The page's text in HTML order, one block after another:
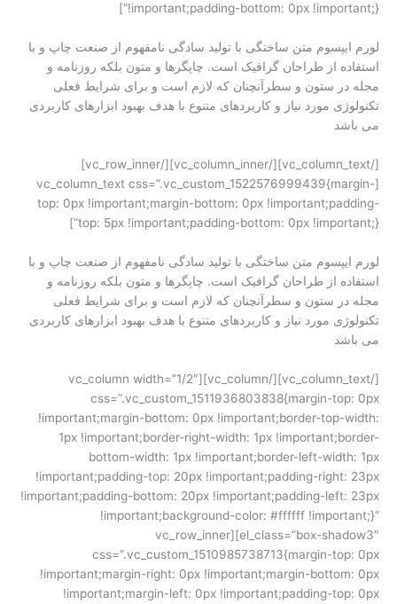
!important;padding-bottom: 0px !important;}”]
لورم ایپسوم متن ساختگی با تولید سادگی نامفهوم از صنعت چاپ و با
استفاده از طراحان گرافیک است. چاپگرها و متون بلکه روزنامه و
مجله در ستون و سطرآنچنان که لازم است و برای شرایط فعلی
تکنولوژی مورد نیاز و کاربردهای متنوع با هدف بهبود ابزارهای کاربردی
می باشد
[/vc_column_text][/vc_column_inner][/vc_row_inner]
[vc_column_text css=”.vc_custom_1522576999439{margin-
top: 0px !important;margin-bottom: 0px !important;padding-
top: 5px !important;padding-bottom: 0px !important;}”]
لورم ایپسوم متن ساختگی با تولید سادگی نامفهوم از صنعت چاپ و با
استفاده از طراحان گرافیک است. چاپگرها و متون بلکه روزنامه و
مجله در ستون و سطرآنچنان که لازم است و برای شرایط فعلی
تکنولوژی مورد نیاز و کاربردهای متنوع با هدف بهبود ابزارهای کاربردی
می باشد
[/vc_column_text][/vc_column][vc_column width=”1/2″
css=”.vc_custom_1511936803838{margin-top: 0px
!important;margin-bottom: 0px !important;border-top-width:
1px !important;border-right-width: 1px !important;border-
bottom-width: 1px !important;border-left-width: 1px
!important;padding-top: 20px !important;padding-right: 23px
!important;padding-bottom: 20px !important;padding-left: 23px
!important;background-color: #ffffff !important;}”
el_class=”box-shadow3″][vc_row_inner
css=”.vc_custom_1510985738713{margin-top: 0px
!important;margin-right: 0px !important;margin-bottom: 0px
!important;margin-left: 0px !important;padding-top: 0px